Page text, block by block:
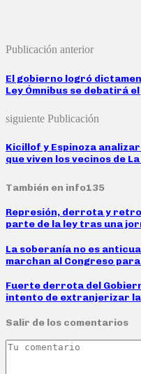
Publicación anterior
El gobierno logró
Ley Ómnibus se debatirá
siguiente Publicación
Kicillof y Espinoza
que viven los vecinos de
También en info135
Represión, derrota y
parte de la ley tras una
La soberanía no es
marchan al Congreso
Fuerte derrota del
intento de extranjerizar
Salir de los comentarios